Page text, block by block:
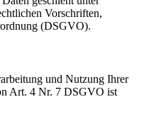
Vorschriften,
(DSGVO).
und Nutzung Ihrer
Art. 4 Nr. 7 DSGVO ist